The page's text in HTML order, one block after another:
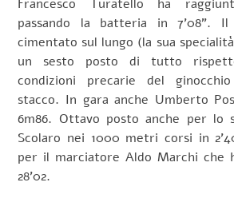
Francesco Turatello ha
passando la batteria in 7’08”.
cimentato sul lungo (la sua
un sesto posto di tutto
condizioni precarie del
stacco. In gara anche Umberto
6m86. Ottavo posto anche per lo
Scolaro nei 1000 metri corsi in
per il marciatore Aldo Marchi che
28’02.